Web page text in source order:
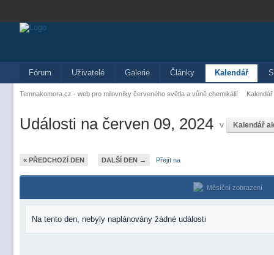
Fórum Uživatelé Galerie Články Kalendář
Temnakomora.cz - web pro milovníky červeného světla a vůně chemikálií Kalendář
Události na červen 09, 2024 v Kalendář
« PŘEDCHOZÍ DEN DALŠÍ DEN → Přejít na
Měsíční zobrazení
Na tento den, nebyly naplánovány žádné události